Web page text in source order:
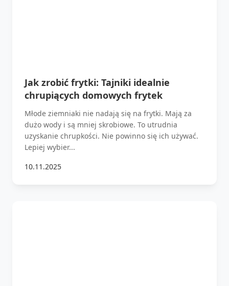
Jak zrobić frytki: Tajniki idealnie
chrupiących domowych frytek
Młode ziemniaki nie nadają się na frytki. Mają za
dużo wody i są mniej skrobiowe. To utrudnia
uzyskanie chrupkości. Nie powinno się ich używać.
Lepiej wybier...
10.11.2025